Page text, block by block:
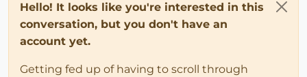
Hello! It looks like you're interested in this
conversation, but you don't have an
account yet.
Getting fed up of having to scroll through